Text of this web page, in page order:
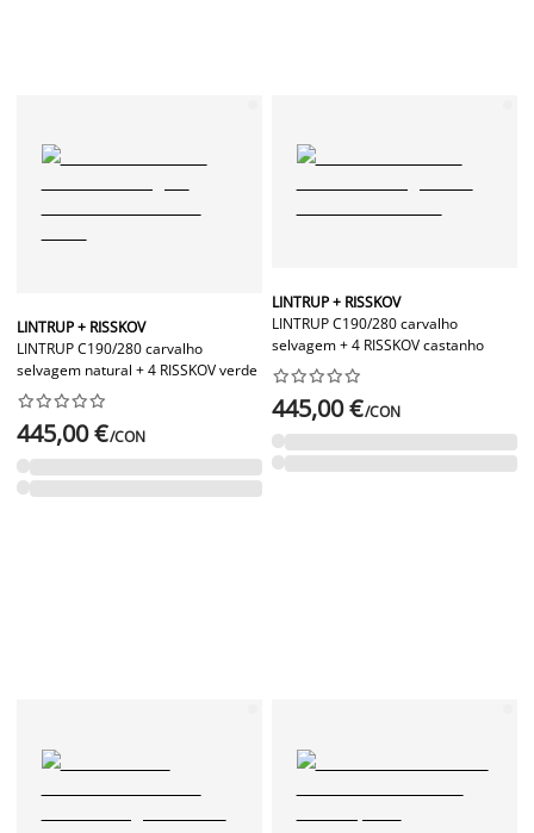
LINTRUP + RISSKOV
LINTRUP C190/280 carvalho
selvagem natural + 4 RISSKOV verde






445,00 €/CON
LINTRUP + RISSKOV
LINTRUP C190/280 carvalho
selvagem + 4 RISSKOV castanho






445,00 €/CON